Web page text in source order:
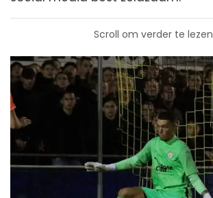
Scroll om verder te lezen